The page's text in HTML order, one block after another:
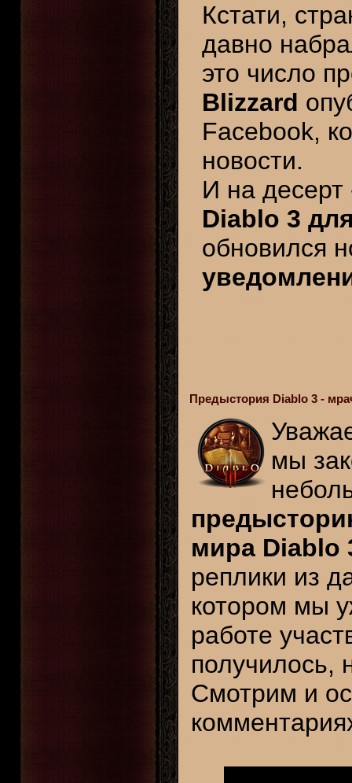
Кстати,
давно
это число
Blizzard
Facebook,
новости.
И на
Diablo 3
обновился
Предыстория Diablo 3 -
мы
мира Diablo
реплики из
котором мы
работе
получилось,
Смотрим и